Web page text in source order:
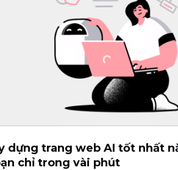
dựng trang web AI tốt nhất
chỉ trong vài phút